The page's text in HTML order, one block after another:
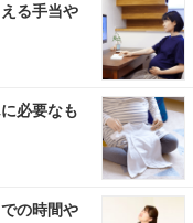
る手当や
必要なも
の時間や